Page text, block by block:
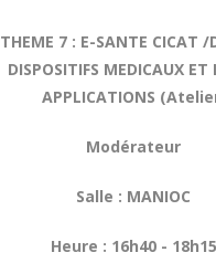
THEME 7 : E-SANTE CICAT /
DISPOSITIFS MEDICAUX ET
APPLICATIONS
Modérateur
Salle : MANIOC
Heure : 16h40 - 18h15